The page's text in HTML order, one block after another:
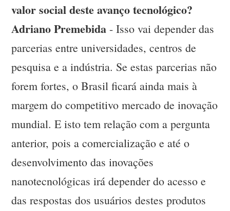
valor social deste avanço tecnológico?
Adriano Premebida - Isso vai depender das
parcerias entre universidades, centros de
pesquisa e a indústria. Se estas parcerias não
forem fortes, o Brasil ficará ainda mais à
margem do competitivo mercado de inovação
mundial. E isto tem relação com a pergunta
anterior, pois a comercialização e até o
desenvolvimento das inovações
nanotecnológicas irá depender do acesso e
das respostas dos usuários destes produtos